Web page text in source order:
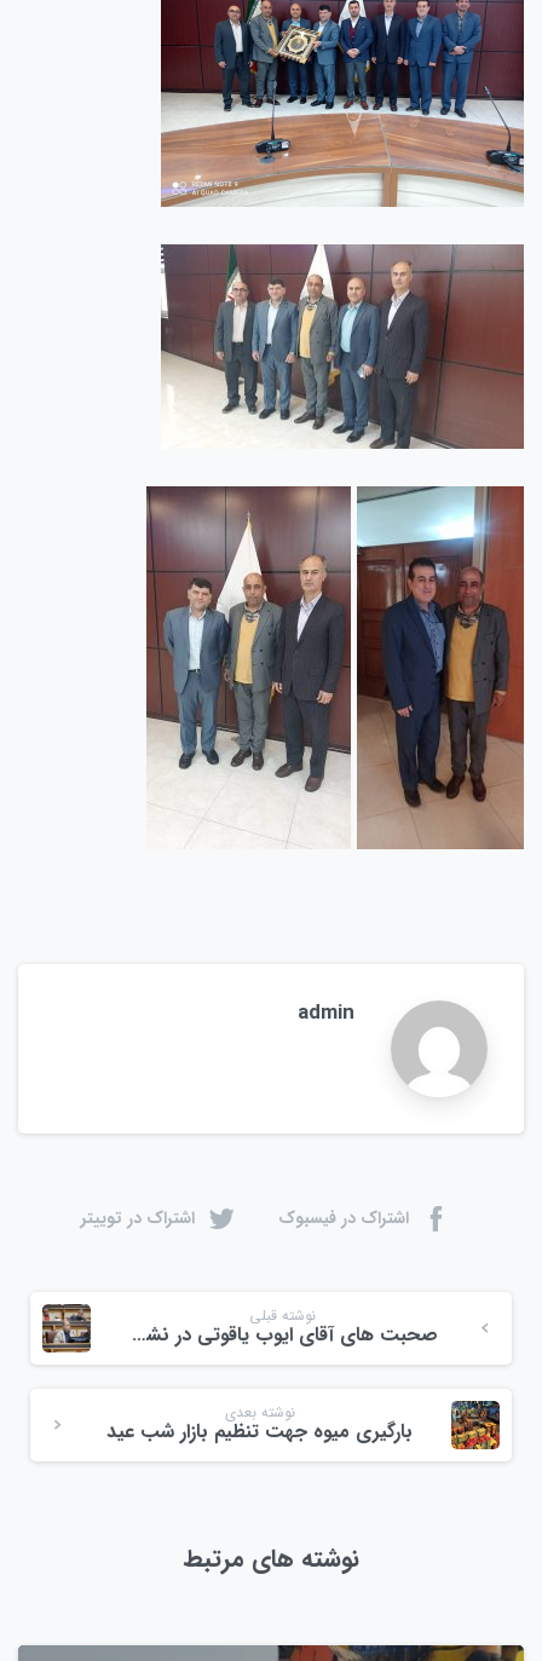
admin
اشتراک در فیسبوک اشتراک در توییتر
نوشته قبلی
صحبت های آقای ایوب یاقوتی در نشست تخصصی فعالان اقتصادی
نوشته بعدی
بارگیری میوه جهت تنظیم بازار شب عید
نوشته های مرتبط